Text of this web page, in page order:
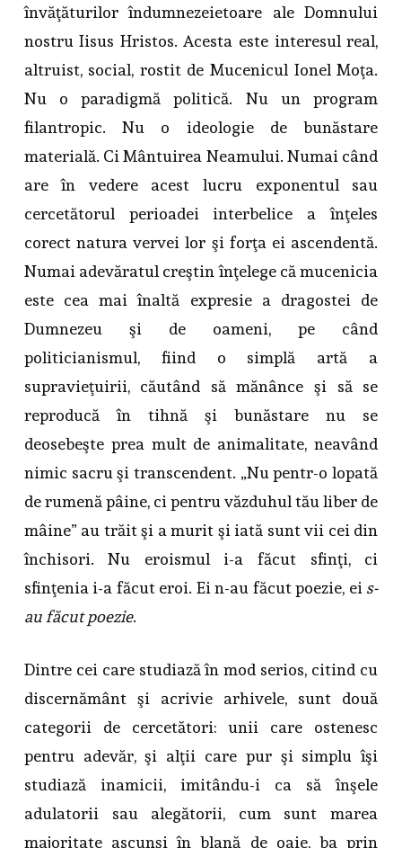
învăţăturilor îndumnezeietoare ale Domnului
nostru Iisus Hristos. Acesta este interesul real,
altruist, social, rostit de Mucenicul Ionel Moţa.
Nu o paradigmă politică. Nu un program
filantropic. Nu o ideologie de bunăstare
materială. Ci Mântuirea Neamului. Numai când
are în vedere acest lucru exponentul sau
cercetătorul perioadei interbelice a înţeles
corect natura vervei lor şi forţa ei ascendentă.
Numai adevăratul creştin înţelege că mucenicia
este cea mai înaltă expresie a dragostei de
Dumnezeu şi de oameni, pe când
politicianismul, fiind o simplă artă a
supravieţuirii, căutând să mănânce şi să se
reproducă în tihnă şi bunăstare nu se
deosebeşte prea mult de animalitate, neavând
nimic sacru şi transcendent. „Nu pentr-o lopată
de rumenă pâine, ci pentru văzduhul tău liber de
mâine” au trăit şi a murit şi iată sunt vii cei din
închisori. Nu eroismul i-a făcut sfinţi, ci
sfinţenia i-a făcut eroi. Ei n-au făcut poezie, ei s-
au făcut poezie.
Dintre cei care studiază în mod serios, citind cu
discernământ şi acrivie arhivele, sunt două
categorii de cercetători: unii care ostenesc
pentru adevăr, şi alţii care pur şi simplu îşi
studiază inamicii, imitându-i ca să înşele
adulatorii sau alegătorii, cum sunt marea
majoritate ascunşi în blană de oaie, ba prin